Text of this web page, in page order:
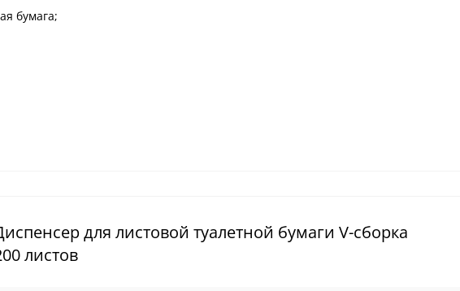
бумага;
для листовой туалетной бумаги V-сборка
листов